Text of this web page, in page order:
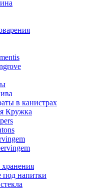
в канистрах
Кружка
под напитки